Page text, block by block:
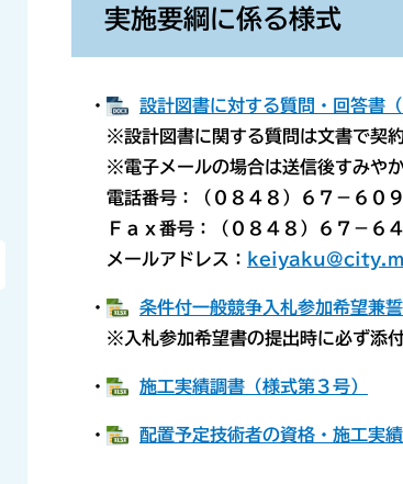
実施要綱に係る様式
・
設計図書に対する質問・回答書（
※設計図書に関する質問は文書で契約
※電子メールの場合は送信後すみや
電話番号：（０８４８）６７－６０
Ｆａｘ番号：（０８４８）６７－６４
メールアドレス：
・ 条件付一般競争入札参加希望兼
※ 入札参加希望書の提出時に必ず添
・ 施工実績調書（様式第３号）
・ 配置予定技術者の資格・施工